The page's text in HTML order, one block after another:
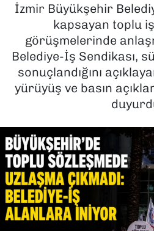
İzmir Büyükşehir
kapsayan toplu
görüşmelerinde
Belediye-İş Sendikası,
sonuçlandığını
yürüyüş ve basın
POLİTİKA
SAĞLIK
SPOR
YAŞAM
YEREL YÖNETİMLER